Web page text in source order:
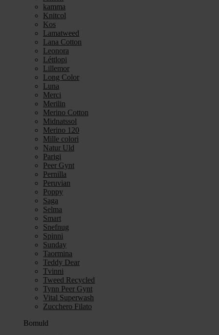
kamma
Knitcol
Kos
Lamatweed
Lana Cotton
Leonora
Léttlopi
Lillemor
Long Color
Luna
Merci
Merilin
Merino Cotton
Midnatssol
Merino 120
Mille colori
Natur Uld
Parigi
Peer Gynt
Pernilla
Peruvian
Poppy
Saga
Selma
Smart
Snefnug
Spinni
Sunday
Taormina
Teddy Dear
Tvinni
Tweed Recycled
Tynn Peer Gynt
Vital Superwash
Zucchero Filato
Bomuld